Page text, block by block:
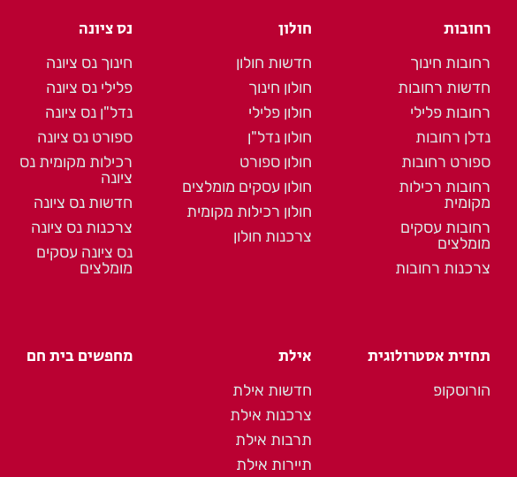
רחובות
רחובות חינוך
חדשות רחובות
רחובות פלילי
נדלן רחובות
ספורט רחובות
רחובות רכילות
מקומית
רחובות עסקים
מומלצים
צרכנות רחובות
חולון
חדשות חולון
חולון חינוך
חולון פלילי
חולון נדל"ן
חולון ספורט
חולון עסקים מומלצים
חולון רכילות מקומית
צרכנות חולון
נס ציונה
חינוך נס ציונה
פלילי נס ציונה
נדל"ן נס ציונה
ספורט נס ציונה
רכילות מקומית נס
ציונה
חדשות נס ציונה
צרכנות נס ציונה
נס ציונה עסקים
מומלצים
תחזית אסטרולוגית
הורוסקופ
אילת
חדשות אילת
צרכנות אילת
תרבות אילת
תיירות אילת
מחפשים בית חם